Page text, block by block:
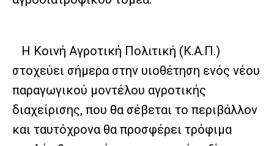
Η Κοινή Αγροτική Πολιτική (Κ.Α.Π.)
στοχεύει σήμερα στην υιοθέτηση ενός νέου
παραγωγικού μοντέλου αγροτικής
διαχείρισης, που θα σέβεται το περιβάλλον
και ταυτόχρονα θα προσφέρει τρόφιμα